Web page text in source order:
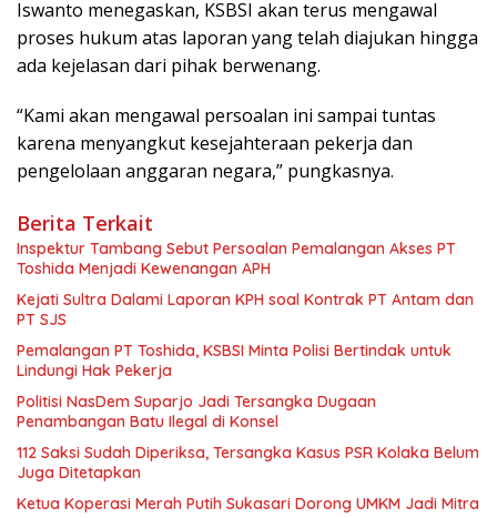
Iswanto menegaskan, KSBSI akan terus mengawal
proses hukum atas laporan yang telah diajukan hingga
ada kejelasan dari pihak berwenang.
“Kami akan mengawal persoalan ini sampai tuntas
karena menyangkut kesejahteraan pekerja dan
pengelolaan anggaran negara,” pungkasnya.
Berita Terkait
Inspektur Tambang Sebut Persoalan Pemalangan Akses PT
Toshida Menjadi Kewenangan APH
Kejati Sultra Dalami Laporan KPH soal Kontrak PT Antam dan
PT SJS
Pemalangan PT Toshida, KSBSI Minta Polisi Bertindak untuk
Lindungi Hak Pekerja
Politisi NasDem Suparjo Jadi Tersangka Dugaan
Penambangan Batu Ilegal di Konsel
112 Saksi Sudah Diperiksa, Tersangka Kasus PSR Kolaka Belum
Juga Ditetapkan
Ketua Koperasi Merah Putih Sukasari Dorong UMKM Jadi Mitra